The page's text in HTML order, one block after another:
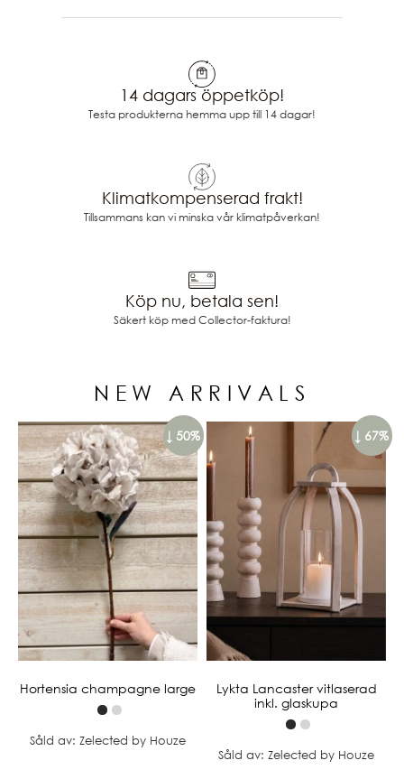
14 dagars öppetköp!
Testa produkterna hemma upp till 14 dagar!
Klimatkompenserad frakt!
Tillsammans kan vi minska vår klimatpåverkan!
Köp nu, betala sen!
Säkert köp med Collector-faktura!
NEW ARRIVALS
↓ 50%
Hortensia champagne large
Såld av: Zelected by Houze
↓ 67%
Lykta Lancaster vitlaserad
inkl. glaskupa
Såld av: Zelected by Houze